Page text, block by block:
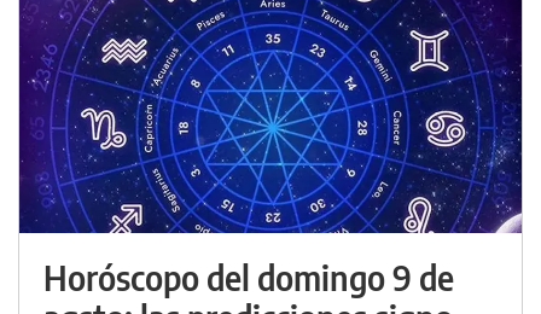
Horóscopo del domingo 9 de